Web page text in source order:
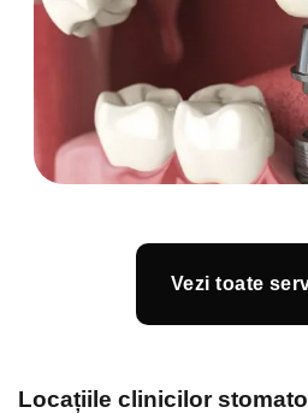
Vezi toate
Locațiile clinicilor